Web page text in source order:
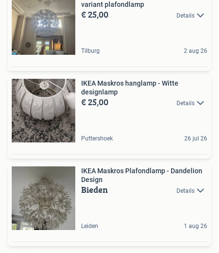
variant plafondlamp
€ 25,00 Details
Tilburg 2 aug 26
IKEA Maskros hanglamp - Witte
designlamp
€ 25,00 Details
Puttershoek 26 jul 26
IKEA Maskros Plafondlamp - Dandelion
Design
Bieden Details
Leiden 1 aug 26